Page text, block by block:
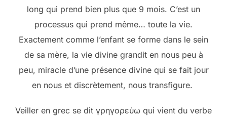
long qui prend bien plus que 9 mois. C’est un
processus qui prend même… toute la vie.
Exactement comme l’enfant se forme dans le sein
de sa mère, la vie divine grandit en nous peu à
peu, miracle d’une présence divine qui se fait jour
en nous et discrètement, nous transfigure.
Veiller en grec se dit γρηγορεύω qui vient du verbe